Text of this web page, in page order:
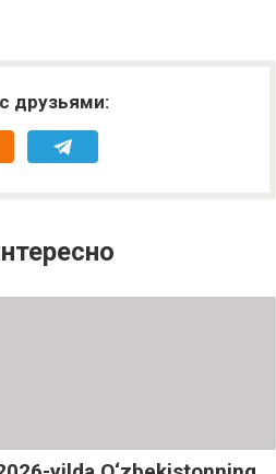
друзьями: